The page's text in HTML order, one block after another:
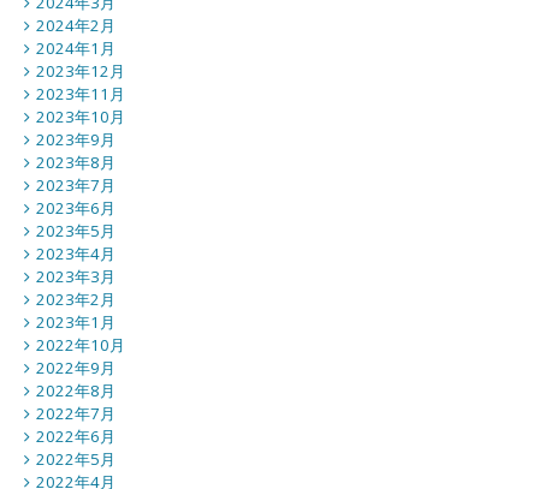
2024年2月
2024年1月
2023年12月
2023年11月
2023年10月
2023年9月
2023年8月
2023年7月
2023年6月
2023年5月
2023年4月
2023年3月
2023年2月
2023年1月
2022年10月
2022年9月
2022年8月
2022年7月
2022年6月
2022年5月
2022年4月